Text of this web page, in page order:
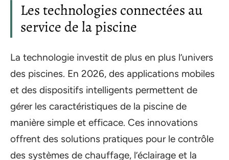
Les technologies connectées au
service de la piscine
La technologie investit de plus en plus l’univers
des piscines. En 2026, des applications mobiles
et des dispositifs intelligents permettent de
gérer les caractéristiques de la piscine de
manière simple et efficace. Ces innovations
offrent des solutions pratiques pour le contrôle
des systèmes de chauffage, l’éclairage et la